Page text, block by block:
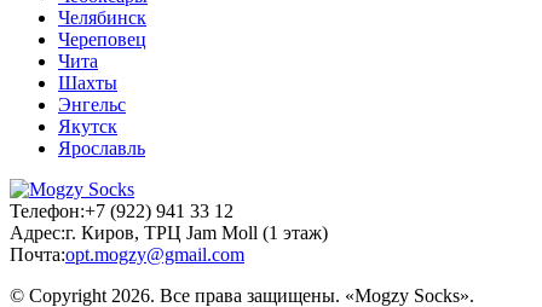
Челябинск
Череповец
Чита
Шахты
Энгельс
Якутск
Ярославль
Телефон:+7 (922) 941 33 12
Адрес:г. Киров, ТРЦ Jam Moll (1 этаж)
Почта:opt.mogzy@gmail.com
© Copyright 2026. Все права защищены. «Mogzy Socks».